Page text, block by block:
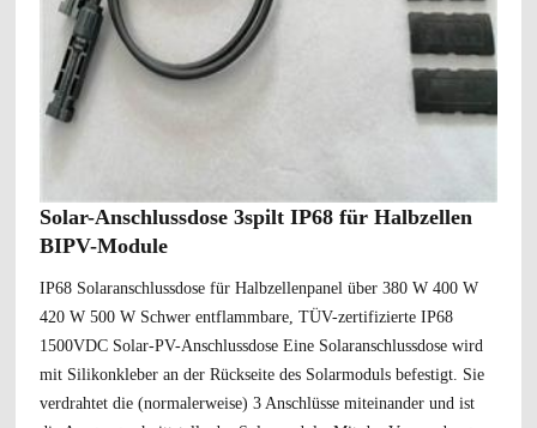
Solar-Anschlussdose 3spilt IP68 für Halbzellen
BIPV-Module
IP68 Solaranschlussdose für Halbzellenpanel über 380 W 400 W
420 W 500 W Schwer entflammbare, TÜV-zertifizierte IP68
1500VDC Solar-PV-Anschlussdose Eine Solaranschlussdose wird
mit Silikonkleber an der Rückseite des Solarmoduls befestigt. Sie
verdrahtet die (normalerweise) 3 Anschlüsse miteinander und ist